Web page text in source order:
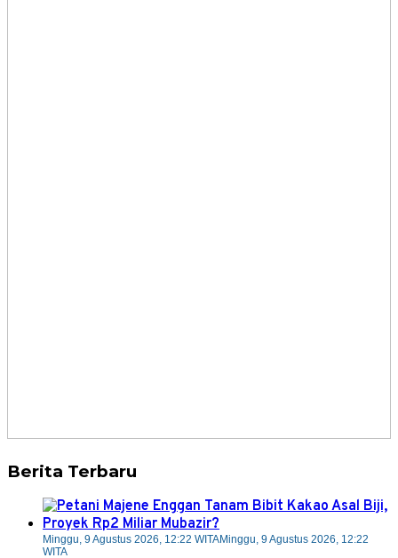
Berita Terbaru
Minggu, 9 Agustus 2026, 12:22 WITAMinggu, 9 Agustus 2026, 12:22
WITA